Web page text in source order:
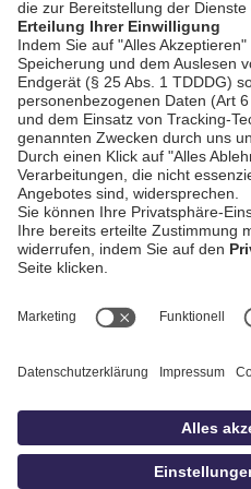
AGB / Gewinnspiele
Datenschutz
Impressum
idowa.de